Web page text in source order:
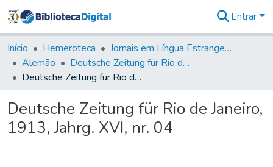
&
Coleções
Tudo na
Biblioteca
Estatísticas
Entrar
Início Hemeroteca
Jornais em Língua Estrangeira
Alemão
Deutsche Zeitung für Rio de Janeiro
Deutsche Zeitung für Rio de Janeiro, 1913, Jahrg. XVI, nr. 04
Deutsche Zeitung für Rio de Janeiro,
1913, Jahrg. XVI, nr. 04